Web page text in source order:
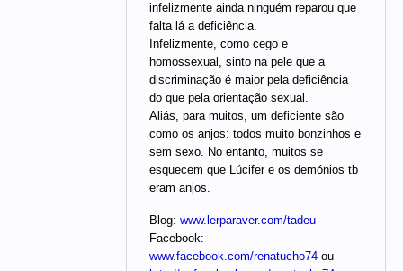
infelizmente ainda ninguém reparou que
falta lá a deficiência.
Infelizmente, como cego e
homossexual, sinto na pele que a
discriminação é maior pela deficiência
do que pela orientação sexual.
Aliás, para muitos, um deficiente são
como os anjos: todos muito bonzinhos e
sem sexo. No entanto, muitos se
esquecem que Lúcifer e os demónios tb
eram anjos.
Blog: www.lerparaver.com/tadeu
Facebook:
www.facebook.com/renatucho74 ou